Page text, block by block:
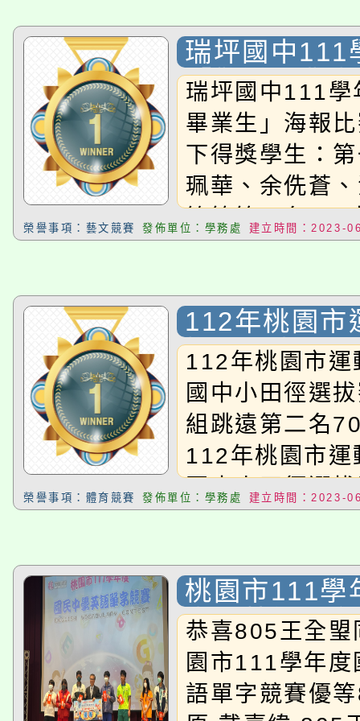
瑞坪國中111
「歡送畢業
賽
瑞坪國中111學
畢業生」海報
下得獎學生：
珮華、余侁蒼
筱筠第二名706
名705林怡蓁、
謝奇佑、劉秭
昕諺802吳佳蓁
史小葳、陳羽
庭、賴如婷704
榆盛、黃定愉
朱家慧、羅湘
803范寅煖、陳
鄭琦臻、楊芹妤
榮譽事項：藝文競賽 發佈單位：學務處 建立時間：2023-
112年桃園市
梅區國中小
112年桃園市運
國中小田徑選
組跳遠第二名
112年桃園市運
國中小田徑選
組100公尺第
桃園市運動會
田徑選拔賽國
公尺第四名708
名808黃靖潔
運動會楊梅區
榮譽事項：體育競賽 發佈單位：學務處 建立時間：2023-
桃園市111學
中學英語單
等.團體賽 甲
恭喜805王全琞
園市111學年
語單字競賽優